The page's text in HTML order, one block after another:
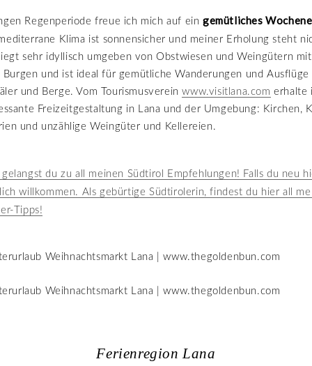
Regenperiode freue ich mich auf ein gemütliches
Klima ist sonnensicher und meiner Erholung steht
sehr idyllisch umgeben von Obstwiesen und Weingütern
Burgen und ist ideal für gemütliche Wanderungen und Ausflüge
und Berge. Vom Tourismusvereinwww.visitlana.com erhalte
Freizeitgestaltung in Lana und der Umgebung: Kirchen,
und unzählige Weingüter und Kellereien.
du zu all meinen Südtirol Empfehlungen! Falls du neu
willkommen. Als gebürtige Südtirolerin, findest du hier all
Tipps!
Ferienregion Lana